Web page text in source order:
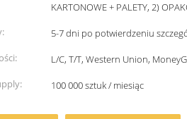
KARTONOWE + PALETY, 2)
5-7 dni po potwierdzeniu
L/C, T/T, Western Union,
100 000 sztuk / miesiąc